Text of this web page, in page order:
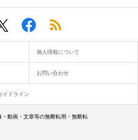
個人情報について
お問い合わせ
イドライン
動画・文章等の無断転用・無断転